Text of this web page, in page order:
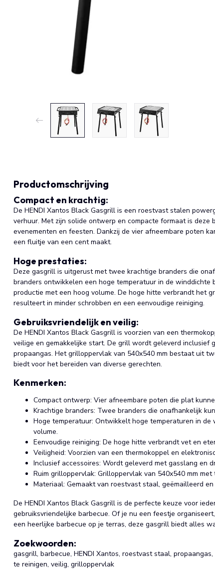
Productomschrijving
Compact en krachtig:
De HENDI Xantos Black Gasgrill is een roestvast stalen
verhuur. Met zijn solide ontwerp en compacte formaat is
evenementen en feesten. Dankzij de vier afneembare poten
een fluitje van een cent maakt.
Hoge prestaties:
Deze gasgrill is uitgerust met twee krachtige branders die
branders ontwikkelen een hoge temperatuur in de winddichte
productie met een hoog volume. De hoge hitte verbrandt het
resulteert in minder schrobben en een eenvoudige reiniging.
Gebruiksvriendelijk en veilig:
De HENDI Xantos Black Gasgrill is voorzien van een
veilige en gemakkelijke start. De grill wordt geleverd inclusief
propaangas. Het grilloppervlak van 540x540 mm bestaat uit
biedt voor het bereiden van diverse gerechten.
Kenmerken:
Compact ontwerp: Vier afneembare poten die plat
Krachtige branders: Twee branders die onafhankelijk
Hoge temperatuur: Ontwikkelt hoge temperaturen in
volume.
Eenvoudige reiniging: De hoge hitte verbrandt vet en
Veiligheid: Voorzien van een thermokoppel en
Inclusief accessoires: Wordt geleverd met gasslang en
Ruim grilloppervlak: Grilloppervlak van 540x540 mm
Materiaal: Gemaakt van roestvast staal, geëmailleerd
De HENDI Xantos Black Gasgrill is de perfecte keuze voor
gebruiksvriendelijke barbecue. Of je nu een feestje
een heerlijke barbecue op je terras, deze gasgrill biedt alles
Zoekwoorden:
gasgrill, barbecue, HENDI Xantos, roestvast staal,
te reinigen, veilig, grilloppervlak